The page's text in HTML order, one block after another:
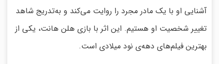
آشنایی او با یک مادر مجرد را روایت می‌کند و به‌تدریج شاهد
تغییر شخصیت او هستیم. این اثر با بازی هلن هانت، یکی از
بهترین فیلم‌های دهه‌ی نود میلادی است.